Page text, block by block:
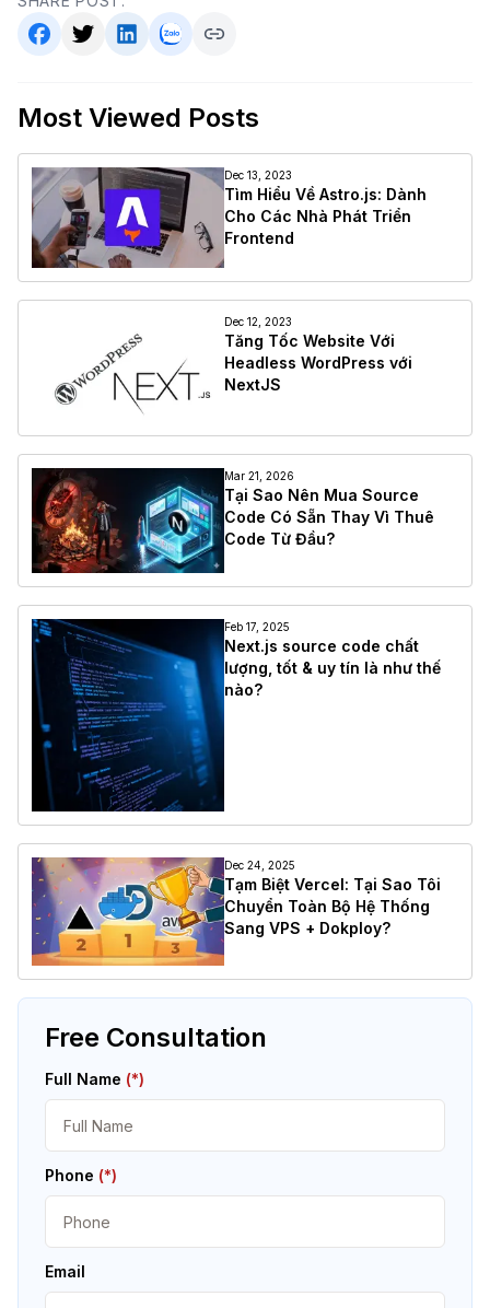
Free Consultation
Full Name (*)
Phone (*)
Email
Most Viewed Posts
Dec 13, 2023
Tìm Hiểu Về Astro.js: Dành
Cho Các Nhà Phát Triển
Frontend
Dec 12, 2023
Tăng Tốc Website Với
Headless WordPress với
NextJS
Mar 21, 2026
Tại Sao Nên Mua Source
Code Có Sẵn Thay Vì Thuê
Code Từ Đầu?
Feb 17, 2025
Next.js source code chất
lượng, tốt & uy tín là như thế
nào?
Dec 24, 2025
Tạm Biệt Vercel: Tại Sao Tôi
Chuyển Toàn Bộ Hệ Thống
Sang VPS + Dokploy?